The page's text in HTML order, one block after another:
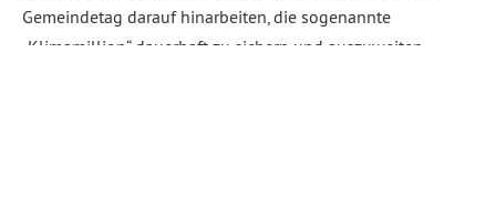
Gemeindetag darauf hinarbeiten, die sogenannte
„Klimamillion“ dauerhaft zu sichern und auszuweiten.